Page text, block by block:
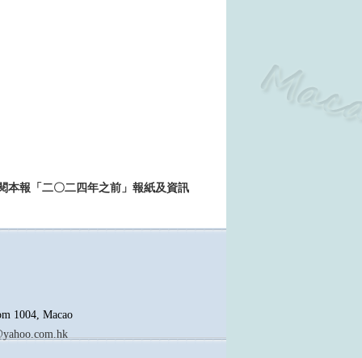
本報「二〇二四年之前」報紙及資訊
1004, Macao